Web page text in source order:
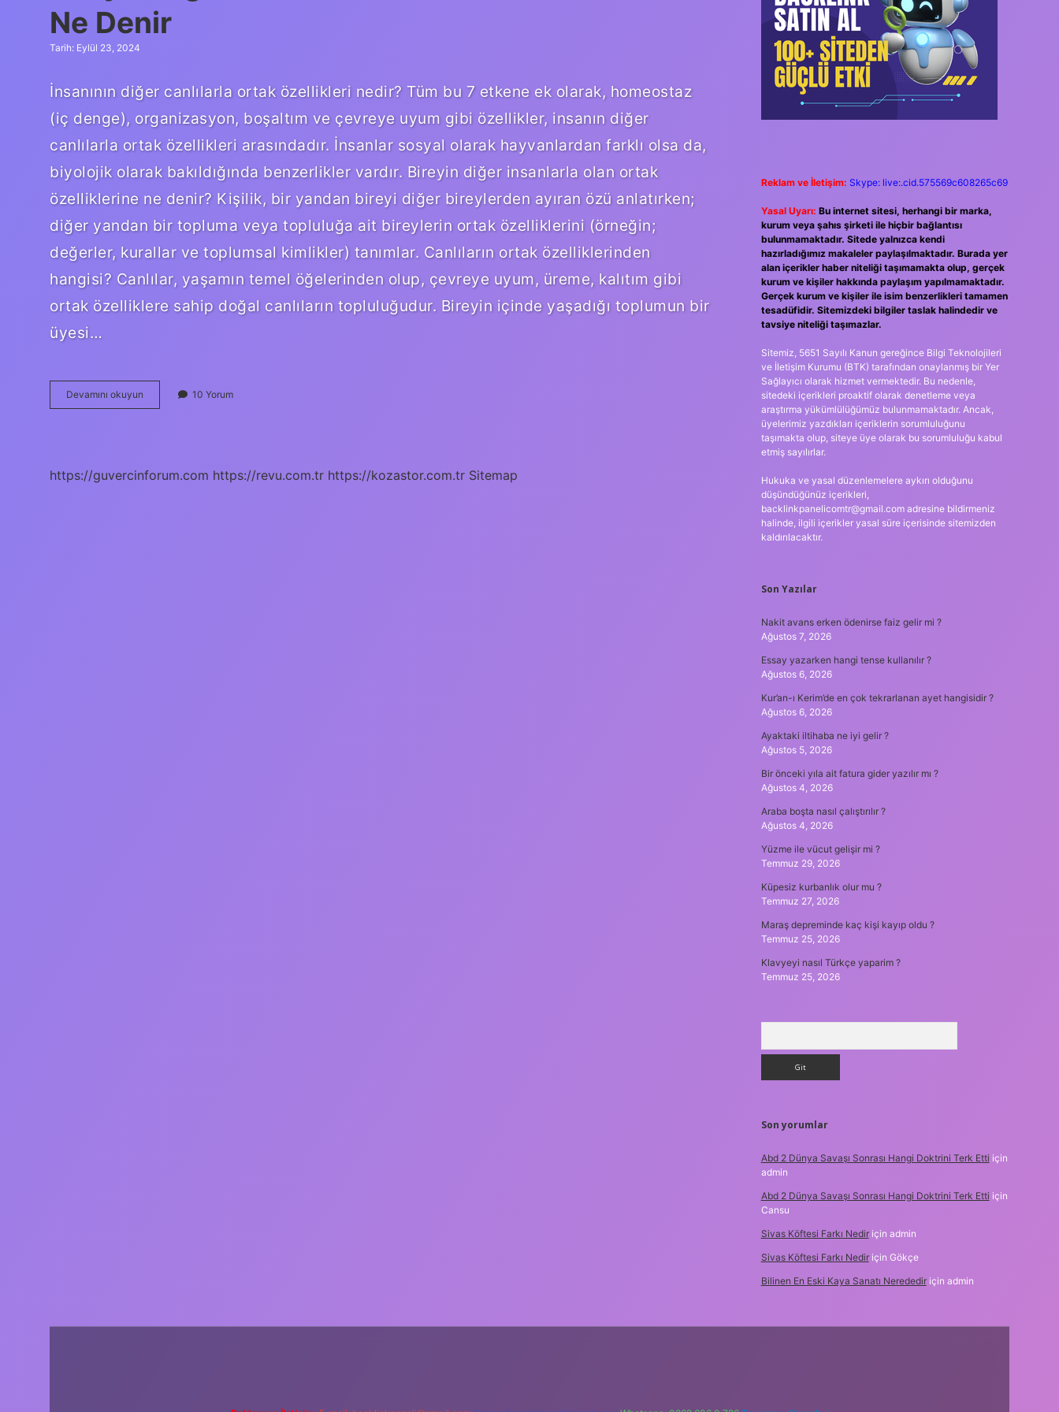
Ne Denir
Tarih: Eylül 23, 2024
İnsanının diğer canlılarla ortak özellikleri nedir? Tüm bu 7 etkene ek olarak, homeostaz
(iç denge), organizasyon, boşaltım ve çevreye uyum gibi özellikler, insanın diğer
canlılarla ortak özellikleri arasındadır. İnsanlar sosyal olarak hayvanlardan farklı olsa da,
biyolojik olarak bakıldığında benzerlikler vardır. Bireyin diğer insanlarla olan ortak
özelliklerine ne denir? Kişilik, bir yandan bireyi diğer bireylerden ayıran özü anlatırken;
diğer yandan bir topluma veya topluluğa ait bireylerin ortak özelliklerini (örneğin;
değerler, kurallar ve toplumsal kimlikler) tanımlar. Canlıların ortak özelliklerinden
hangisi? Canlılar, yaşamın temel öğelerinden olup, çevreye uyum, üreme, kalıtım gibi
ortak özelliklere sahip doğal canlıların topluluğudur. Bireyin içinde yaşadığı toplumun bir
üyesi…
Devamını okuyun
Diğer
Ne
10 Yorum
https://guvercinforum.com https://revu.com.tr https://kozastor.com.tr Sitemap
Reklam ve İletişim: Skype: live:.cid.575569c608265c69
Yasal Uyarı: Bu internet sitesi, herhangi bir marka,
kurum veya şahıs şirketi ile hiçbir bağlantısı
bulunmamaktadır. Sitede yalnızca kendi
hazırladığımız makaleler paylaşılmaktadır. Burada yer
alan içerikler haber niteliği taşımamakta olup, gerçek
kurum ve kişiler hakkında paylaşım yapılmamaktadır.
Gerçek kurum ve kişiler ile isim benzerlikleri tamamen
tesadüfidir. Sitemizdeki bilgiler taslak halindedir ve
tavsiye niteliği taşımazlar.
Sitemiz, 5651 Sayılı Kanun gereğince Bilgi Teknolojileri
ve İletişim Kurumu (BTK) tarafından onaylanmış bir Yer
Sağlayıcı olarak hizmet vermektedir. Bu nedenle,
sitedeki içerikleri proaktif olarak denetleme veya
araştırma yükümlülüğümüz bulunmamaktadır. Ancak,
üyelerimiz yazdıkları içeriklerin sorumluluğunu
taşımakta olup, siteye üye olarak bu sorumluluğu kabul
etmiş sayılırlar.
Hukuka ve yasal düzenlemelere aykırı olduğunu
düşündüğünüz içerikleri,
backlinkpanelicomtr@gmail.comadresine bildirmeniz
halinde, ilgili içerikler yasal süre içerisinde sitemizden
kaldırılacaktır.
Son Yazılar
Nakit avans erken ödenirse faiz gelir mi ?
Ağustos 7, 2026
Essay yazarken hangi tense kullanılır ?
Ağustos 6, 2026
Kur’an-ı Kerim’de en çok tekrarlanan ayet hangisidir ?
Ağustos 6, 2026
Ayaktaki iltihaba ne iyi gelir ?
Ağustos 5, 2026
Bir önceki yıla ait fatura gider yazılır mı ?
Ağustos 4, 2026
Araba boşta nasıl çalıştırılır ?
Ağustos 4, 2026
Yüzme ile vücut gelişir mi ?
Temmuz 29, 2026
Küpesiz kurbanlık olur mu ?
Temmuz 27, 2026
Maraş depreminde kaç kişi kayıp oldu ?
Temmuz 25, 2026
Klavyeyi nasıl Türkçe yaparim ?
Temmuz 25, 2026
Son yorumlar
Abd 2 Dünya Savaşı Sonrası Hangi Doktrini Terk Etti için
admin
Abd 2 Dünya Savaşı Sonrası Hangi Doktrini Terk Etti için
Cansu
Sivas Köftesi Farkı Nediriçin admin
Sivas Köftesi Farkı Nediriçin Gökçe
Bilinen En Eski Kaya Sanatı Neredediriçin admin